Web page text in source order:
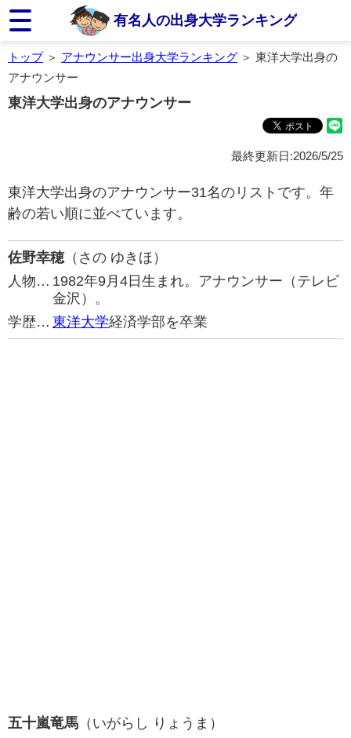
有名人の出身大学ランキング
トップ＞ アナウンサー出身大学ランキング ＞ 東洋大学出身の
アナウンサー
東洋大学出身のアナウンサー
最終更新日:2026/5/25
東洋大学出身のアナウンサー31名のリストです。年
齢の若い順に並べています。
佐野幸穂（さの ゆきほ）
人物… 1982年9月4日生まれ。アナウンサー（テレビ
金沢）。
学歴… 東洋大学経済学部を卒業
五十嵐竜馬 （いがらし りょうま）